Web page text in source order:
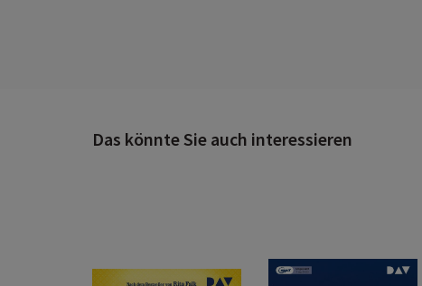
Das könnte Sie auch interessieren